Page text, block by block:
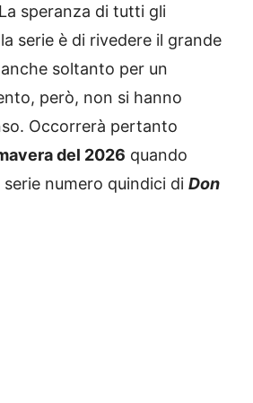
speranza di tutti gli
serie è di rivedere il grande
soltanto per un
però, non si hanno
Occorrerà pertanto
del 2026 quando
numero quindici di Don